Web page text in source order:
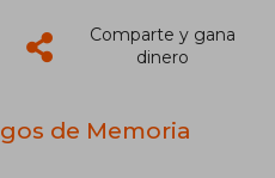
Comparte y gana
dinero
de Memoria